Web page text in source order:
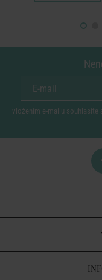
vložením e-mailu souhlasíte